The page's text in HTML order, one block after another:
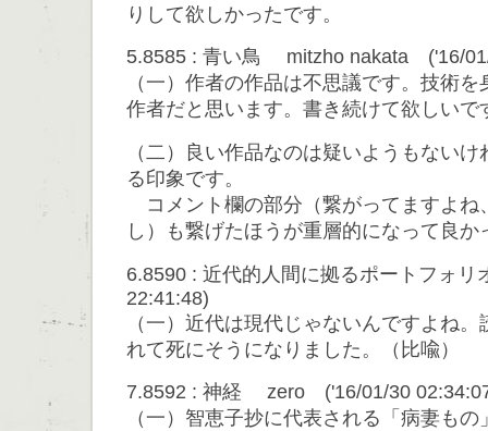
りして欲しかったです。
5.8585 : 青い鳥 mitzho nakata ('16/
（一）作者の作品は不思議です。技術
作者だと思います。書き続けて欲しいで
（二）良い作品なのは疑いようもない
る印象です。
コメント欄の部分（繋がってますよね
し）も繋げたほうが重層的になって良
6.8590 : 近代的人間に拠るポートフォ
22:41:48)
（一）近代は現代じゃないんですよね
れて死にそうになりました。（比喩）
7.8592 : 神経 zero ('16/01/30
（一）智恵子抄に代表される「病妻も